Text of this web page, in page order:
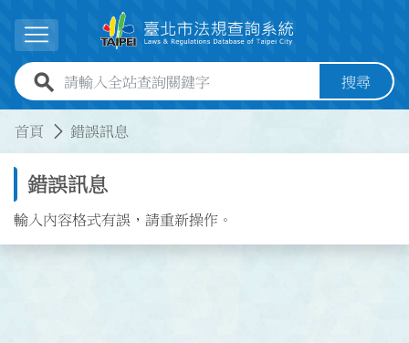
展開選單
全站查詢關鍵字欄位 搜尋
首頁 錯誤訊息
錯誤訊息
輸入內容格式有誤，請重新操作。